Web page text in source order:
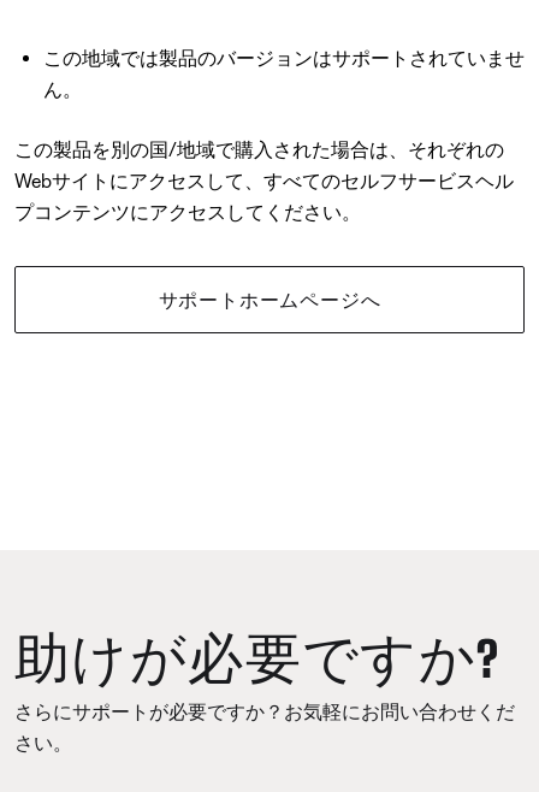
この地域では製品のバージョンはサポートされていませ
ん。
この製品を別の国/地域で購入された場合は、それぞれの
Webサイトにアクセスして、すべてのセルフサービスヘル
プコンテンツにアクセスしてください。
サポートホームページへ
助けが必要ですか?
さらにサポートが必要ですか？お気軽にお問い合わせくだ
さい。